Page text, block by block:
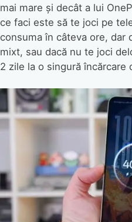
mai mare și decât a lui
ce faci este să te joci pe
consuma în câteva ore, dar
mixt, sau dacă nu te joci
2 zile la o singură încărcare